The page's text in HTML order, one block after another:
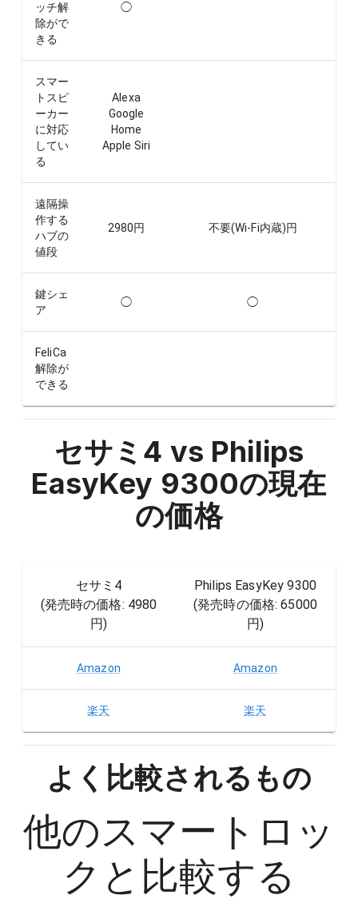
ッチ解
除がで
きる
◯
スマー
トスピ
ーカー
に対応
してい
る
Alexa
Google
Home
Apple Siri
遠隔操
作する
ハブの
値段
2980円 不要(Wi-Fi内蔵)円
鍵シェ
ア
◯ ◯
FeliCa
解除が
できる
セサミ4 vs Philips
EasyKey 9300の現在
の価格
セサミ4
(発売時の価格: 4980
円)
Philips EasyKey 9300
(発売時の価格:65000
円)
Amazon Amazon
楽天 楽天
よく比較されるもの
他のスマートロッ
ク と比較する